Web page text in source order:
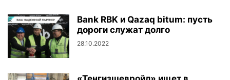
Bank RBK и Qazaq bitum: пусть
дороги служат долго
28.10.2022